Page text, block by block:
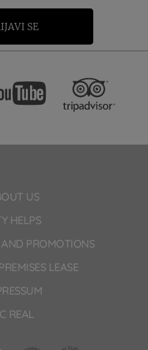
SE
US
HELPS
PROMOTIONS
LEASE
REAL